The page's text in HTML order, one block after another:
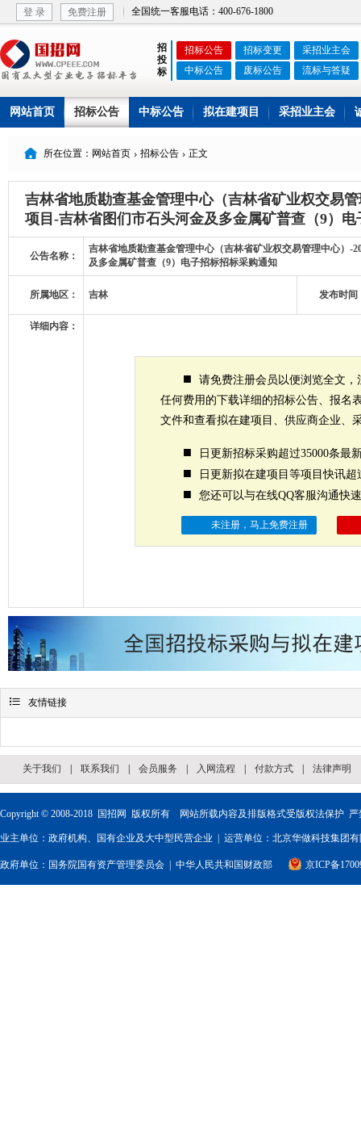
登 录 免费注册 全国统一客服电话：400-676-1800
招
投
标
招标公告 招标变更
采招业主会
中标公告
废标公告 流标与答疑
网站首页 招标公告 中标公告 拟在建项目 采招业主会
 所在位置：网站首页  招标公告  正文
吉林省地质勘查基金管理中心（吉林省矿业权交易
项目-吉林省图们市石头河金及多金属矿普查（9）
公告名称：
吉林省地质勘查基金管理中心（吉林省矿业权交易管理中心）-
及多金属矿普查（9）电子招标招标采购通知
所属地区： 吉林 发布时间
详细内容：
■
请免费注册会员以便浏览全文
任何费用的下载详细的招标公告、报名
文件和查看拟在建项目、供应商企业、
■ 日更新招标采购超过35000条最
■ 日更新拟在建项目等项目快讯超
■ 您还可以与在线QQ客服沟通快
未注册，马上免费注册
 友情链接
关于我们 联系我们 会员服务 入网流程 付款方式 法律声明
Copyright © 2008-2018 国招网 版权所有 网站所载内容及排版格式受版权法保护 严
业主单位：政府机构、国有企业及大中型民营企业 | 运营单位：北京华做科技集团
政府单位： 国务院国有资产管理委员会 中华人民共和国财政部 京ICP备